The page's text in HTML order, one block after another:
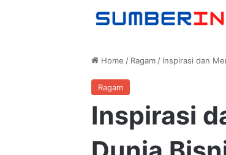
Home / Ragam / Inspirasi dan
Ragam
Inspirasi